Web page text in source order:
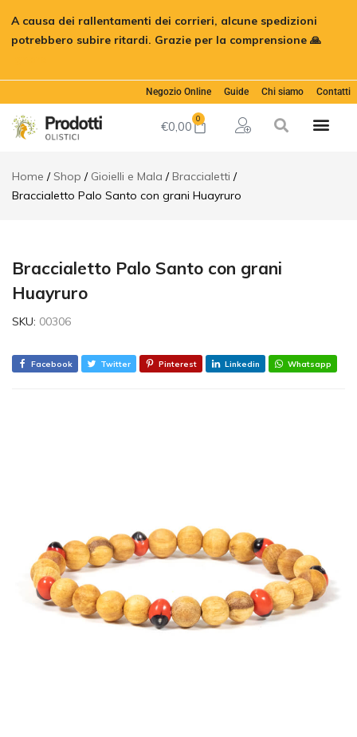
A causa dei rallentamenti dei corrieri, alcune spedizioni
potrebbero subire ritardi. Grazie per la comprensione 🙏
Negozio Online Guide Chi siamo Contatti
€0,00 0
Home Shop Gioielli e Mala
Braccialetti
Braccialetto Palo Santo con grani Huayruro
Braccialetto Palo Santo con grani
Huayruro
SKU: 00306
Facebook Twitter Pinterest Linkedin Whatsapp
Braccialetto
Palo Santo
con grani
€15,00